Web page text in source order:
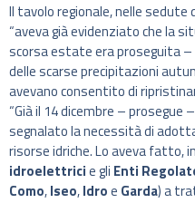
Il tavolo regionale, nelle sedute
“aveva già evidenziato che la
scorsa estate era proseguita
delle scarse precipitazioni
avevano consentito di
“Già il 14 dicembre – prosegue –
segnalato la necessità di
risorse idriche. Lo aveva fatto,
idroelettricie gli Enti
Como,Iseo,Idroe Garda) a